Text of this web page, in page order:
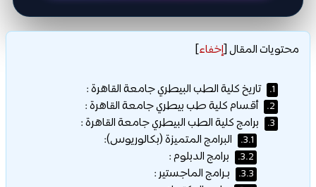
محتويات المقال[إخفاء]
1. تاريخ كلية الطب البيطري جامعة القاهرة :
2. أقسام كلية طب بيطري جامعة القاهرة :
3. برامج كلية الطب البيطري جامعة القاهرة :
3.1. البرامج المتميزة (بكالوريوس):
3.2. برامج الدبلوم :
3.3. بـرامج الماجستير :